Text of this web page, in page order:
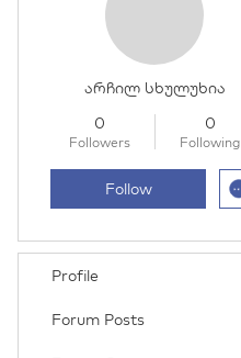
არჩილ სხულუხია
0
Followers
0
Following
Follow
Profile
Forum Posts